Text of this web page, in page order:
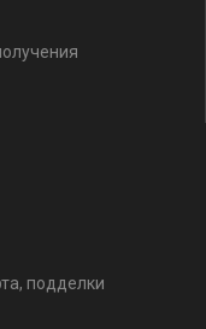
подделки